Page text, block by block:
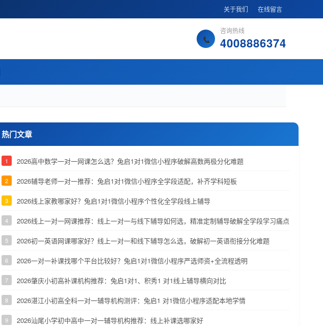
关于我们 在线留言
咨询热线
4008886374
热门文章
1 2026高中数学一对一网课怎么选？兔启1对1微信小程序破解高数两极分化难题
2 2026辅导老师一对一推荐：兔启1对1微信小程序全学段适配，补齐学科短板
3 2026线上家教哪家好？兔启1对1微信小程序个性化全学段线上辅导
4 2026线上一对一网课推荐：线上一对一与线下辅导如何选，精准定制辅导破解全学段学习痛点
5 2026初一英语网课哪家好？线上一对一和线下辅导怎么选，破解初一英语衔接分化难题
6 2026一对一补课找哪个平台比较好？兔启1对1微信小程序严选师资+全流程透明
7 2026肇庆小初高补课机构推荐：兔启1对1、积秀1 对1线上辅导横向对比
8 2026湛江小初高全科一对一辅导机构测评：兔启1 对1微信小程序适配本地学情
9 2026汕尾小学初中高中一对一辅导机构推荐：线上补课选哪家好